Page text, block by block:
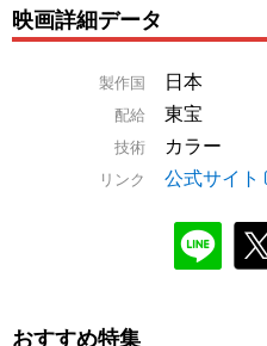
映画詳細データ
製作国 日本
配給 東宝
技術 カラー
リンク 公式サイト
おすすめ特集